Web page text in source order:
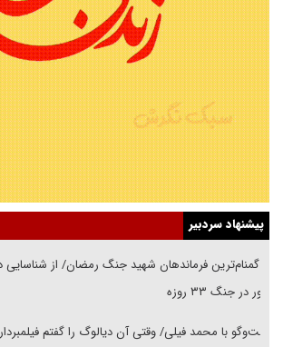
پیشنهاد سردبیر
حضور در جنگ ۳۳ روزه
گفت‌وگو با محمد فیلی/ وقتی آن دیالوگ را گفتم